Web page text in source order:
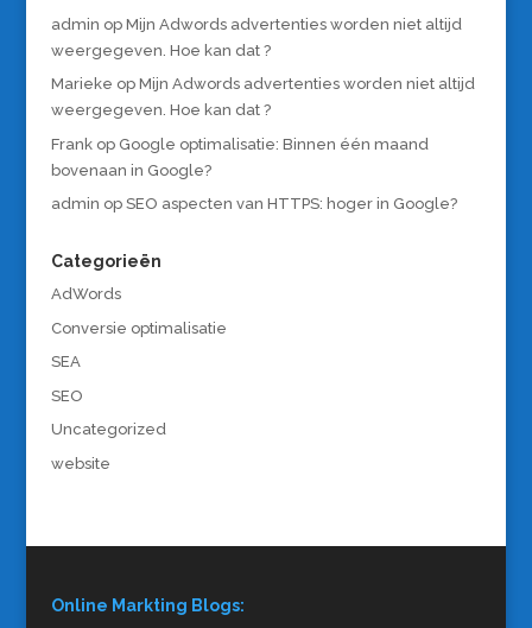
admin op Mijn Adwords advertenties worden niet altijd
weergegeven. Hoe kan dat ?
Marieke op Mijn Adwords advertenties worden niet altijd
weergegeven. Hoe kan dat ?
Frankop Google optimalisatie: Binnen één maand
bovenaan in Google?
admin op SEO aspecten van HTTPS: hoger in Google?
Categorieën
AdWords
Conversie optimalisatie
SEA
SEO
Uncategorized
website
Online Markting Blogs: